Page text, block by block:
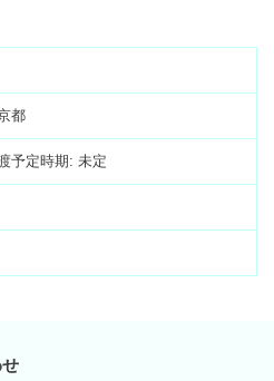
都
予定時期: 未定